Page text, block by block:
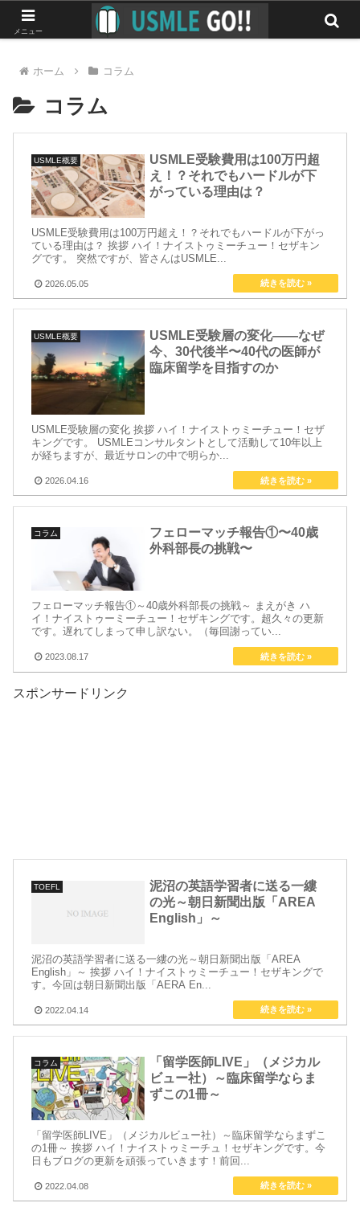
みんなで作る最強のUSMLEマニュアル
ホーム コラム
コラム
USMLE概要
USMLE受験費用は100万円超
え！？それでもハードルが下
がっている理由は？
USMLE受験費用は100万円超え！？それでもハードルが下がっ
ている理由は？ 挨拶 ハイ！ナイストゥミーチュー！セザキン
グです。 突然ですが、皆さんはUSMLE...
2026.05.05
USMLE概要
USMLE受験層の変化——なぜ
今、30代後半〜40代の医師が
臨床留学を目指すのか
USMLE受験層の変化 挨拶 ハイ！ナイストゥミーチュー！セザ
キングです。 USMLEコンサルタントとして活動して10年以上
が経ちますが、最近サロンの中で明らか...
2026.04.16
コラム
フェローマッチ報告①〜40歳
外科部長の挑戦〜
フェローマッチ報告①～40歳外科部長の挑戦～ まえがき ハ
イ！ナイストゥーミーチュー！セザキングです。超久々の更新
です。遅れてしまって申し訳ない。（毎回謝ってい...
2023.08.17
スポンサードリンク
TOEFL
泥沼の英語学習者に送る一縷
の光～朝日新聞出版「AREA
English」～
泥沼の英語学習者に送る一縷の光～朝日新聞出版「AREA
English」～ 挨拶 ハイ！ナイストゥミーチュー！セザキングで
す。今回は朝日新聞出版「AERA En...
2022.04.14
コラム
「留学医師LIVE」（メジカル
ビュー社）～臨床留学ならま
ずこの1冊～
「留学医師LIVE」（メジカルビュー社）～臨床留学ならまずこ
の1冊～ 挨拶 ハイ！ナイストゥミーチュ！セザキングです。今
日もブログの更新を頑張っていきます！前回...
2022.04.08
メニュー